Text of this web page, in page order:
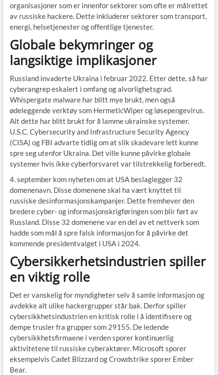
organisasjoner som er innenfor sektorer som ofte er målrettet
av russiske hackere. Dette inkluderer sektorer som transport,
energi, helsetjenester og offentlige tjenester.
Globale bekymringer og
langsiktige implikasjoner
Russland invaderte Ukraina i februar 2022. Etter dette, så har
cyberangrep eskalert i omfang og alvorlighetsgrad.
Whispergate malware har blitt mye brukt, men også
ødeleggende verktøy som HermeticWiper og løsepengevirus.
Alt dette har blitt brukt for å lamme ukrainske systemer.
U.S.C. Cybersecurity and Infrastructure Security Agency
(CISA) og FBI advarte tidlig om at slik skadevare lett kunne
spre seg utenfor Ukraina. Det ville kunne påvirke globale
systemer hvis ikke cyberforsvaret var tilstrekkelig forberedt.
4. september kom nyheten om at USA beslaglegger 32
domenenavn. Disse domenene skal ha vært knyttet til
russiske desinformasjonskampanjer. Dette fremhever den
bredere cyber- og informasjonskrigføringen som blir ført av
Russland. Disse 32 domenene var en del av et nettverk som
hadde som mål å spre falsk informasjon for å påvirke det
kommende presidentvalget i USA i 2024.
Cybersikkerhetsindustrien spiller
en viktig rolle
Det er vanskelig for myndigheter selv å samle informasjon og
avdekke alt ulike hackergrupper står bak. Derfor spiller
cybersikkhetsindustrien en kritisk rolle i å identifisere og
dempe trusler fra grupper som 29155. De ledende
cybersikkhetsfirmaene i verden sporer kontinuerlig
aktivitetene til russiske cyberaktører. Microsoft sporer
eksempelvis Cadet Blizzard og Crowdstrike sporer Ember
Bear.